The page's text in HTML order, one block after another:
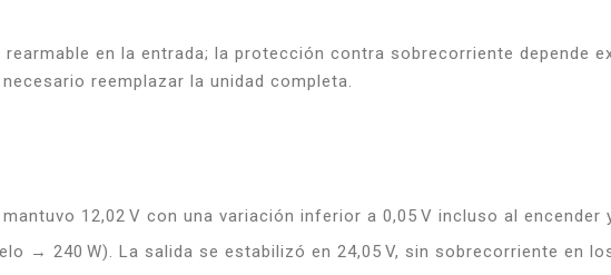
en la entrada; la protección contra sobrecorriente depende
reemplazar la unidad completa.
12,02 V con una variación inferior a 0,05 V incluso al encender
→ 240 W). La salida se estabilizó en 24,05 V, sin sobrecorriente en